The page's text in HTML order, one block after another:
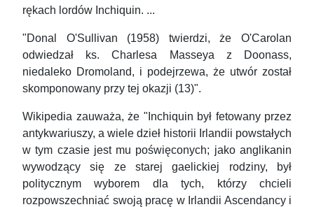
rękach lordów Inchiquin. ...
"Donal O'Sullivan (1958) twierdzi, że O'Carolan
odwiedzał ks. Charlesa Masseya z Doonass,
niedaleko Dromoland, i podejrzewa, że utwór został
skomponowany przy tej okazji (13)".
Wikipedia zauważa, że "Inchiquin był fetowany przez
antykwariuszy, a wiele dzieł historii Irlandii powstałych
w tym czasie jest mu poświęconych; jako anglikanin
wywodzący się ze starej gaelickiej rodziny, był
politycznym wyborem dla tych, którzy chcieli
rozpowszechniać swoją pracę w Irlandii Ascendancy i